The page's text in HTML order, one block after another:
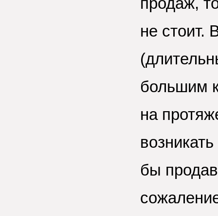
не стоит.
большим
на
бы